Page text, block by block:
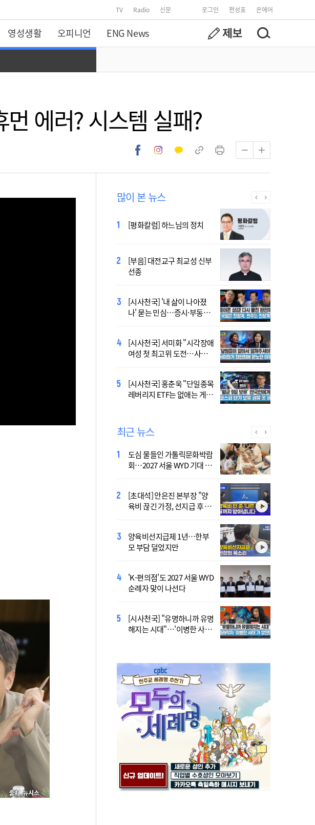
TV Radio 신문 로그인 편성표 온에어
영성생활 오피니언 ENG News
에러? 시스템 실패?
많이 본 뉴스
[평화칼럼] 하느님의 정치
[부음] 대전교구 최교성 신부
선종
[시사천국] '내 삶이 나아졌
나' 묻는 민심…증시·부동산
[시사천국] 서미화 "시각장애
여성 첫 최고위 도전…사회
[시사천국] 홍춘욱 "단일종목
레버리지 ETF는 없애는 게 맞
2027 서울 WYD 공식 주제가
오늘 공개…한국인 곡 선정
2027 서울 세계청년대회 주
제가 공개…희망의 선율 울
대전신학교 유학 사제, 중국
최연소 주교 됐다
433곡 뚫은 한국 청년의 노
래…2027 서울 WYD 공식 주
[시사천국] 서범수 '돌려차기'
발언 파장…"사석에서도 안
최근 뉴스
도심 물들인 가톨릭문화박람
회…2027 서울 WYD 기대 높
[초대석] 안은진 본부장 "양
육비 끊긴 가정, 선지급 후 아
양육비선지급제 1년…한부
모 부담 덜었지만
'K-편의점'도 2027 서울 WYD
순례자 맞이 나선다
[시사천국] "유명하니까 유명
해지는 시대"…'이병한 사
[시사천국] '주석야청' 논란까
지…민주당 전대 최대 승부
李 "국가폭력 다시는 없어
야"…피해자들에게 첫 직접
'호우 피해' 안동·의성 특별
재난지역 선포…국비 추가
폭염 '뉴 노멀' 시대…"한 단
계 높은 수준의 폭염"
[사제인사] 안동교구, 10일
부